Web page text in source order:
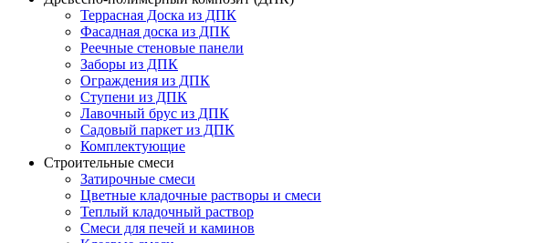
Террасная Доска из ДПК
Фасадная доска из ДПК
Реечные стеновые панели
Заборы из ДПК
Ограждения из ДПК
Ступени из ДПК
Лавочный брус из ДПК
Садовый паркет из ДПК
Комплектующие
Строительные смеси
Затирочные смеси
Цветные кладочные растворы и смеси
Теплый кладочный раствор
Смеси для печей и каминов